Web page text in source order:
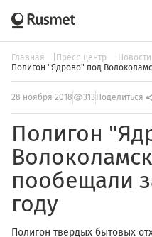
Главная Пресс-центр
Новости
Полигон "Ядрово" под
28 ноября 2018 313 Поделиться
Полигон
пообещали
году
Полигон твердых бытовых